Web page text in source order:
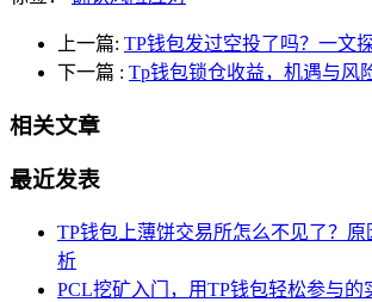
上一篇: TP钱包发过空投了吗？一文
下一篇 : Tp钱包锁仓收益，机遇与风
相关文章
最近发表
TP钱包上薄饼交易所怎么不见了？
析
PCL挖矿入门，用TP钱包轻松参与的